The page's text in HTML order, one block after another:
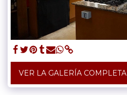
VER LA GALERÍA COMPLETA